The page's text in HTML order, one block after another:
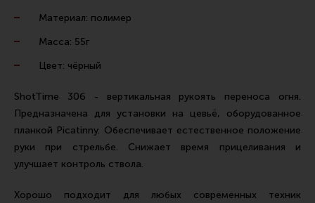
Ремни для IPSC
Стрелковые таймеры
Холощение и тренировки
Экипировка
Пневматика
Материал: полимер
Масса: 55г
Цвет: чёрный
ShotTime 306 - вертикальная рукоять переноса огня.
Предназначена для установки на цевьё, оборудованное
планкой Picatinny. Обеспечивает естественное положение
руки при стрельбе. Снижает время прицеливания и
улучшает контроль ствола.
Хорошо подходит для любых современных техник